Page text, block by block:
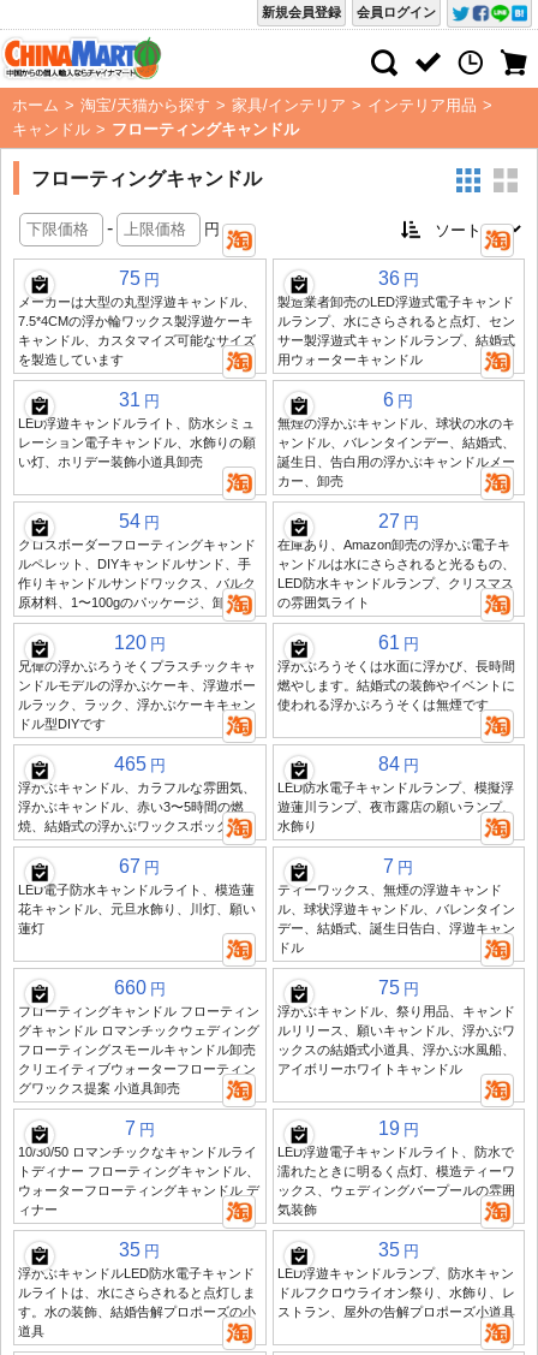
会員ログイン
新規会員登録
ホーム > 淘宝/天猫から探す > 家具/インテリア > インテリア用品 >
キャンドル > フローティングキャンドル
フローティングキャンドル
- 円
75 円
メーカーは大型の丸型浮遊キャンドル、
7.5*4CMの浮か輪ワックス製浮遊ケーキ
キャンドル、カスタマイズ可能なサイズ
を製造しています
36 円
製造業者卸売のLED浮遊式電子キャンド
ルランプ、水にさらされると点灯、セン
サー製浮遊式キャンドルランプ、結婚式
用ウォーターキャンドル
31 円
LED浮遊キャンドルライト、防水シミュ
レーション電子キャンドル、水飾りの願
い灯、ホリデー装飾小道具卸売
6 円
無煙の浮かぶキャンドル、球状の水のキ
ャンドル、バレンタインデー、結婚式、
誕生日、告白用の浮かぶキャンドルメー
カー、卸売
54 円
クロスボーダーフローティングキャンド
ルペレット、DIYキャンドルサンド、手
作りキャンドルサンドワックス、バルク
原材料、1〜100gのパッケージ、卸売K。
27 円
在庫あり、Amazon卸売の浮かぶ電子キ
ャンドルは水にさらされると光るもの、
LED防水キャンドルランプ、クリスマス
の雰囲気ライト
120 円
兄偉の浮かぶろうそくプラスチックキャ
ンドルモデルの浮かぶケーキ、浮遊ボー
ルラック、ラック、浮かぶケーキキャン
ドル型DIYです
61 円
浮かぶろうそくは水面に浮かび、長時間
燃やします。結婚式の装飾やイベントに
使われる浮かぶろうそくは無煙です
465 円
浮かぶキャンドル、カラフルな雰囲気、
浮かぶキャンドル、赤い3〜5時間の燃
焼、結婚式の浮かぶワックスボックス
84 円
LED防水電子キャンドルランプ、模擬浮
遊蓮川ランプ、夜市露店の願いランプ、
水飾り
67 円
LED電子防水キャンドルライト、模造蓮
花キャンドル、元旦水飾り、川灯、願い
蓮灯
7 円
ティーワックス、無煙の浮遊キャンド
ル、球状浮遊キャンドル、バレンタイン
デー、結婚式、誕生日告白、浮遊キャン
ドル
660 円
フローティングキャンドル フローティン
グキャンドル ロマンチックウェディング
フローティングスモールキャンドル卸売
クリエイティブウォーターフローティン
グワックス提案 小道具卸売
75 円
浮かぶキャンドル、祭り用品、キャンド
ルリリース、願いキャンドル、浮かぶワ
ックスの結婚式小道具、浮かぶ水風船、
アイボリーホワイトキャンドル
7 円
10/30/50 ロマンチックなキャンドルライ
トディナー フローティングキャンドル、
ウォーターフローティングキャンドル デ
ィナー
19 円
LED浮遊電子キャンドルライト、防水で
濡れたときに明るく点灯、模造ティーワ
ックス、ウェディングバープールの雰囲
気装飾
35 円
浮かぶキャンドルLED防水電子キャンド
ルライトは、水にさらされると点灯しま
す。水の装飾、結婚告解プロポーズの小
道具
35 円
LED浮遊キャンドルランプ、防水キャン
ドルフクロウライオン祭り、水飾り、レ
ストラン、屋外の告解プロポーズ小道具